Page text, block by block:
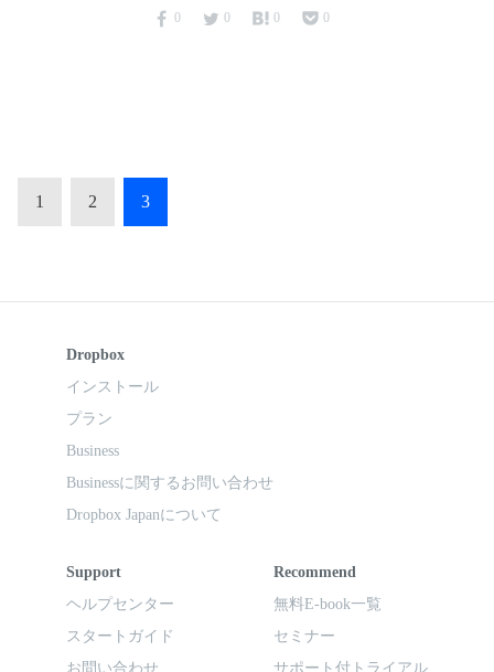
0 0 0 0
1 2 3
Dropbox
インストール
プラン
Business
Businessに関するお問い合わせ
Dropbox Japanについて
Support
ヘルプセンター
スタートガイド
お問い合わせ
Recommend
無料E-book一覧
セミナー
サポート付トライアル